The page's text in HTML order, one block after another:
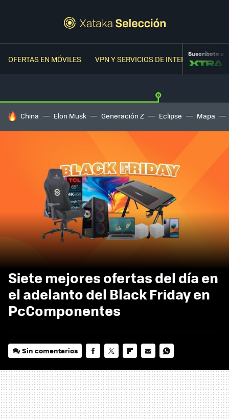
OFERTAS EN MÓVILES VPN Y SERVICIOS DE INTERNETSuscríbete a
HOY SE HABLA DE
China Elon Musk Generación Z Eclipse Mapa
Siete mejores ofertas del día en
el adelanto del Black Friday en
PcComponentes
Sin comentarios
MAIL